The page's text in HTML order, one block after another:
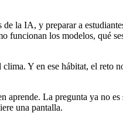
la IA, y preparar a
funcionan los modelos, qué
Y en ese hábitat, el reto
aprende. La pregunta ya no
una pantalla.